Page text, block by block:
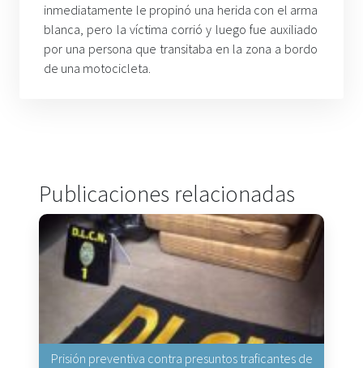
inmediatamente le propinó una herida con el arma
blanca, pero la víctima corrió y luego fue auxiliado
por una persona que transitaba en la zona a bordo
de una motocicleta.
Publicaciones relacionadas
Prisión preventiva contra presuntos traficantes de